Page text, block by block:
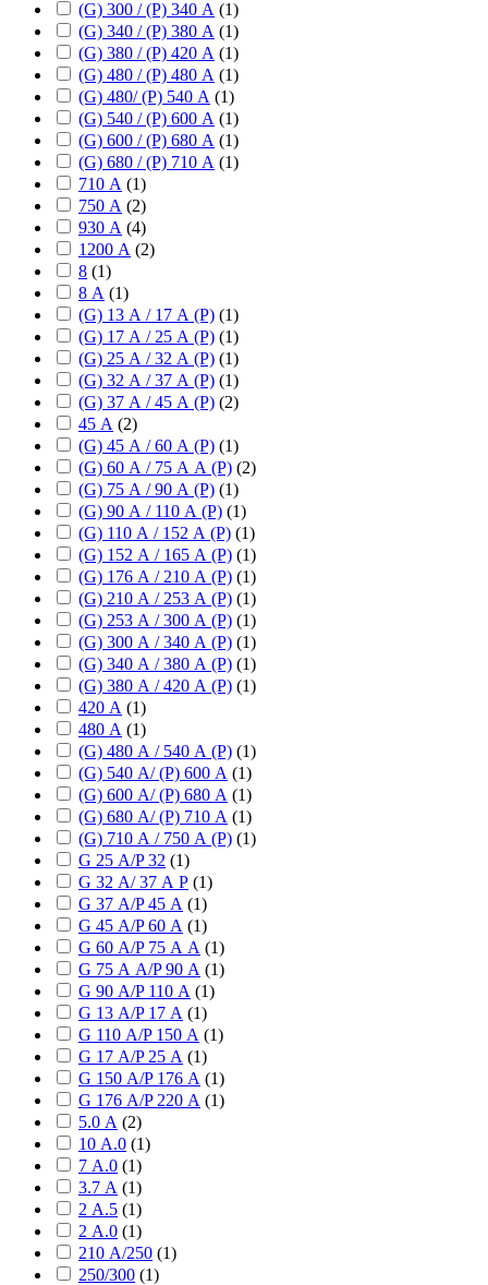
(G) 300 / (P) 340 А (1)
(G) 340 / (P) 380 А (1)
(G) 380 / (P) 420 А (1)
(G) 480 / (P) 480 А (1)
(G) 480/ (P) 540 А (1)
(G) 540 / (P) 600 А (1)
(G) 600 / (P) 680 А (1)
(G) 680 / (P) 710 А (1)
710 А (1)
750 А (2)
930 А (4)
1200 А (2)
8 (1)
8 А (1)
(G) 13 А / 17 А (P) (1)
(G) 17 А / 25 А (P) (1)
(G) 25 А / 32 А (P) (1)
(G) 32 А / 37 А (P) (1)
(G) 37 А / 45 А (P) (2)
45 А (2)
(G) 45 А / 60 А (P) (1)
(G) 60 А / 75 А А (P) (2)
(G) 75 А / 90 А (P) (1)
(G) 90 А / 110 А (P) (1)
(G) 110 А / 152 А (P) (1)
(G) 152 А / 165 А (P) (1)
(G) 176 А / 210 А (P) (1)
(G) 210 А / 253 А (P) (1)
(G) 253 А / 300 А (P) (1)
(G) 300 А / 340 А (P) (1)
(G) 340 А / 380 А (P) (1)
(G) 380 А / 420 А (P) (1)
420 А (1)
480 А (1)
(G) 480 А / 540 А (P) (1)
(G) 540 А/ (P) 600 А (1)
(G) 600 А/ (P) 680 А (1)
(G) 680 А/ (P) 710 А (1)
(G) 710 А / 750 А (P) (1)
G 25 А/P 32 (1)
G 32 А/ 37 А P (1)
G 37 А/P 45 А (1)
G 45 А/P 60 А (1)
G 60 А/P 75 А А (1)
G 75 А А/P 90 А (1)
G 90 А/P 110 А (1)
G 13 А/P 17 А (1)
G 110 А/P 150 А (1)
G 17 А/P 25 А (1)
G 150 А/P 176 А (1)
G 176 А/P 220 А (1)
5.0 А (2)
10 А.0 (1)
7 А.0 (1)
3.7 А (1)
2 А.5 (1)
2 А.0 (1)
210 А/250 (1)
250/300 (1)